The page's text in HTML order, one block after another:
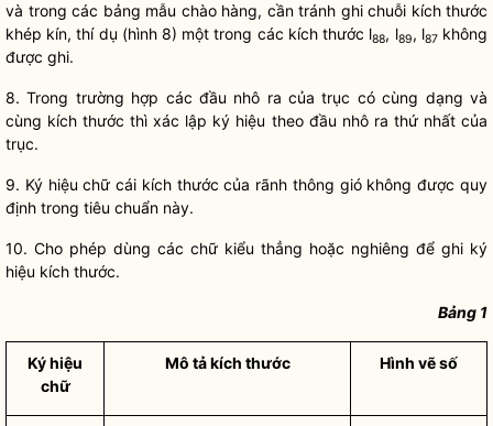
và trong các bảng mẫu chào hàng, cần tránh ghi chuỗi kích thước
khép kín, thí dụ (hình 8) một trong các kích thước l88, l89, l87không
được ghi.
8. Trong trường hợp các đầu nhô ra của trục có cùng dạng và
cùng kích thước thì xác lập ký hiệu theo đầu nhô ra thứ nhất của
trục.
9. Ký hiệu chữ cái kích thước của rãnh thông gió không được quy
định trong tiêu chuẩn này.
10. Cho phép dùng các chữ kiểu thẳng hoặc nghiêng để ghi ký
hiệu kích thước.
Bảng 1
Ký hiệu
chữ
Mô tả kích thước Hình vẽ số